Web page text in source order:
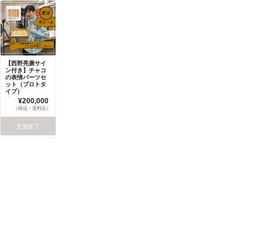
【西野亮廣サイ
ン付き】チャコ
の表情パーツセ
ット（プロトタ
イプ）
¥200,000
（税込・送料込）
支援終了